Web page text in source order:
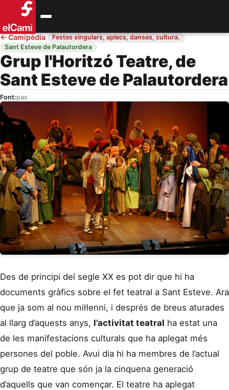
←Camipèdia· Festes singulars, aplecs, danses, cultura. ·
Sant Esteve de Palautordera
Grup l'Horitzó Teatre, de
Sant Esteve de Palautordera
Font:pas
Des de principi del segle XX es pot dir que hi ha
documents gràfics sobre el fet teatral a Sant Esteve. Ara
que ja som al nou mil·lenni, i després de breus aturades
al llarg d’aquests anys, l’activitat teatral ha estat una
de les manifestacions culturals que ha aplegat més
persones del poble. Avui dia hi ha membres de l’actual
grup de teatre que són ja la cinquena generació
d’aquells que van començar. El teatre ha aplegat